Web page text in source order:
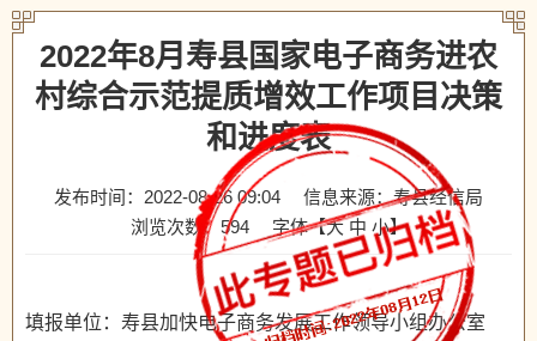
2022年8月寿县国家电子商务进农
村综合示范提质增效工作项目决策
和进度表
发布时间：2022-08-26 09:04
信息来源：寿县经信局
浏览次数： 594 字体【大 中 小】
填报单位：寿县加快电子商务发展工作领导小组办公室